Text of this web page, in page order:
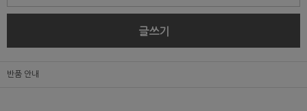
글쓰기
반품 안내